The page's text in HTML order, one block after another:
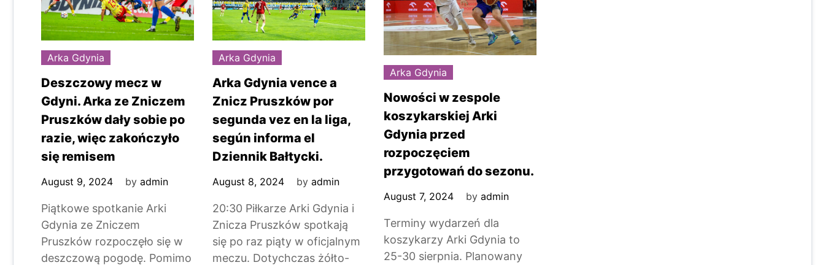
Arka Gdynia
Deszczowy mecz w
Gdyni. Arka ze Zniczem
Pruszków dały sobie po
razie, więc zakończyło
się remisem
August 9, 2024 by admin
Piątkowe spotkanie Arki
Gdynia ze Zniczem
Pruszków rozpoczęło się w
deszczową pogodę. Pomimo
Arka Gdynia
Arka Gdynia vence a
Znicz Pruszków por
segunda vez en la liga,
según informa el
Dziennik Bałtycki.
August 8, 2024 by admin
20:30 Piłkarze Arki Gdynia i
Znicza Pruszków spotkają
się po raz piąty w oficjalnym
meczu. Dotychczas żółto-
Arka Gdynia
Nowości w zespole
koszykarskiej Arki
Gdynia przed
rozpoczęciem
przygotowań do sezonu.
August 7, 2024 by admin
Terminy wydarzeń dla
koszykarzy Arki Gdynia to
25-30 sierpnia. Planowany